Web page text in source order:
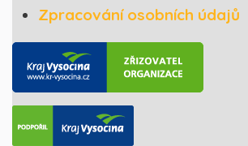
Zpracování osobních údajů